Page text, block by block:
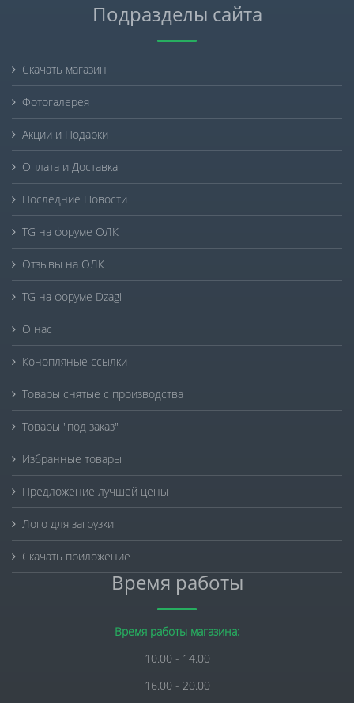
Подразделы сайта
Скачать магазин
Фотогалерея
Акции и Подарки
Оплата и Доставка
Последние Новости
TG на форуме ОЛК
Отзывы на ОЛК
TG на форуме Dzagi
О нас
Конопляные ссылки
Товары снятые с производства
Товары "под заказ"
Избранные товары
Предложение лучшей цены
Лого для загрузки
Скачать приложение
Время работы
Время работы магазина:
10.00 - 14.00
16.00 - 20.00